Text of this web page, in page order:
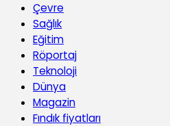
Çevre
Sağlık
Eğitim
Röportaj
Teknoloji
Dünya
Magazin
Fındık fiyatları